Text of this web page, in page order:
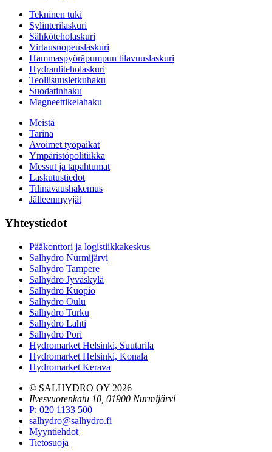
Tekninen tuki
Sylinterilaskuri
Sähköteholaskuri
Virtausnopeuslaskuri
Hammaspyöräpumpun tilavuuslaskuri
Hydrauliteholaskuri
Teollisuusletkuhaku
Suodatinhaku
Magneettikelahaku
Meistä
Tarina
Avoimet työpaikat
Ympäristöpolitiikka
Messut ja tapahtumat
Laskutustiedot
Tilinavaushakemus
Jälleenmyyjät
Yhteystiedot
Pääkonttori ja logistiikkakeskus
Salhydro Nurmijärvi
Salhydro Tampere
Salhydro Jyväskylä
Salhydro Kuopio
Salhydro Oulu
Salhydro Turku
Salhydro Lahti
Salhydro Pori
Hydromarket Helsinki, Suutarila
Hydromarket Helsinki, Konala
Hydromarket Kerava
© SALHYDRO OY 2026
Ilvesvuorenkatu 10, 01900 Nurmijärvi
P: 020 1133 500
salhydro@salhydro.fi
Myyntiehdot
Tietosuoja